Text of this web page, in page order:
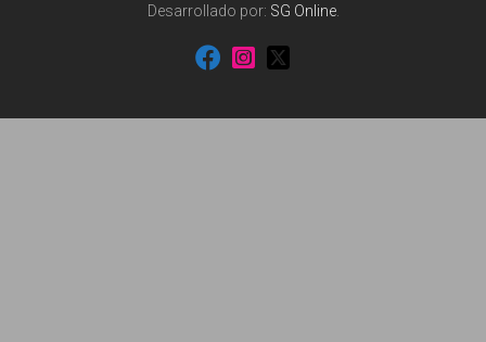
Desarrollado por: SG Online.